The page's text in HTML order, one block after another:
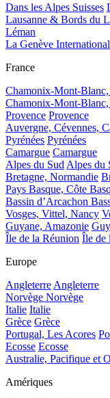
Dans les Alpes Suisses
Lausanne & Bords du
Léman
La Genève
France
Chamonix-Mont-
Chamonix-Mont-
Provence Provence
Auvergne, Cévennes,
Pyrénées Pyrénées
Camargue Camargue
Alpes du Sud Alpes du
Bretagne, Normandie
Pays Basque, Côte
Bassin d’Arcachon
Vosges, Vittel, Nancy
Guyane, Amazonie
Île de la Réunion Île de
Europe
Angleterre Angleterre
Norvège Norvège
Italie Italie
Grèce Grèce
Portugal, Les Acores
Ecosse Ecosse
Australie, Pacifique et
Amériques